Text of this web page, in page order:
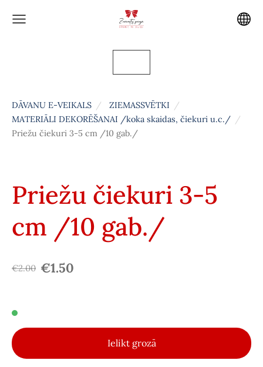
DĀVANU E-VEIKALS
ZIEMASSVĒTKI
MATERIĀLI DEKORĒŠANAI /koka skaidas, čiekuri u.c./
Priežu čiekuri 3-5 cm /10 gab./
Priežu čiekuri 3-5
cm /10 gab./
€2.00 €1.50
Ielikt grozā